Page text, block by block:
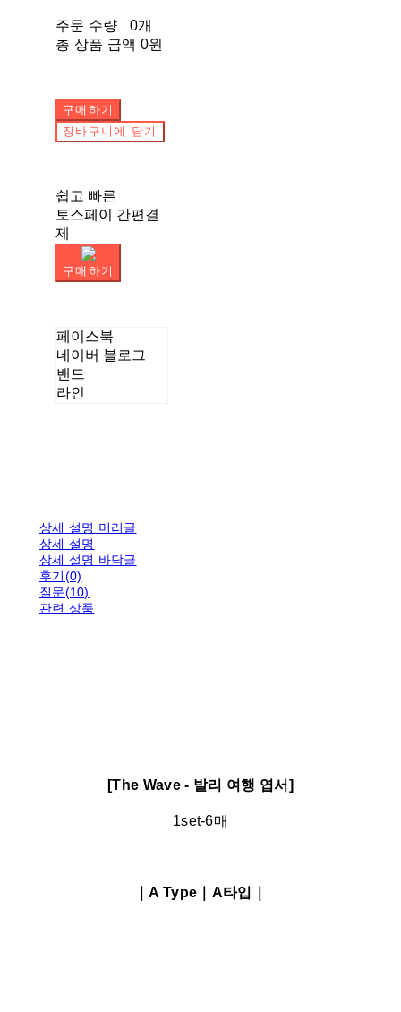
주문 수량
0개
총 상품 금액 0원
구매하기
장바구니에 담기
쉽고 빠른
토스페이 간편결
제
구매하기
페이스북
네이버 블로그
밴드
라인
상세 설명 머리글
상세 설명
상세 설명 바닥글
후기(0)
질문(10)
관련 상품
[The Wave - 발리 여행 엽서]
1set-6매
｜A Type｜A타입｜